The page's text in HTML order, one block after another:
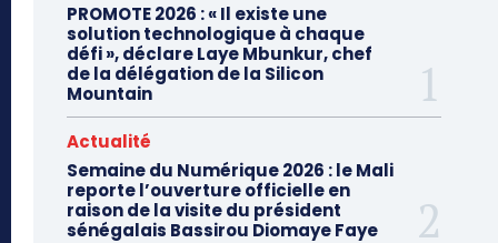
PROMOTE 2026 : « Il existe une
solution technologique à chaque
défi », déclare Laye Mbunkur, chef
de la délégation de la Silicon
Mountain
Actualité
Semaine du Numérique 2026 : le Mali
reporte l’ouverture officielle en
raison de la visite du président
sénégalais Bassirou Diomaye Faye